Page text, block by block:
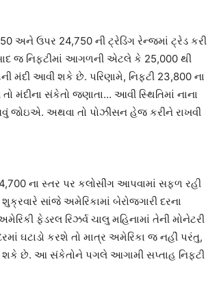
અને ઉપર 24,750 ની ટ્રેડિંગ રેન્જમાં ટ્રેડ કરી
જ નિફટીમાં આગળની એટલે કે 25,000 થી
મંદી આવી શકે છે. પરિણામે, નિફટી 23,800 ના
મંદીના સંકેતો જણાતા… આવી સ્થિતિમાં નાના
જોઇએ. અથવા તો પોઝીસન હેજ કરીને રાખવી
ના સ્તર પર કલોસીંગ આપવામાં સફળ રહી
સાંજે અમેરિકામાં બેરોજગારી દરના
ફેડરલ રિઝર્વ ચાલુ મહિનામાં તેની મોનેટરી
ઘટાડો કરશે તો માત્ર અમેરિકા જ નહીં પરંતુ,
શકે છે. આ સંકેતોને પગલે આગામી સપ્તાહ નિફટી